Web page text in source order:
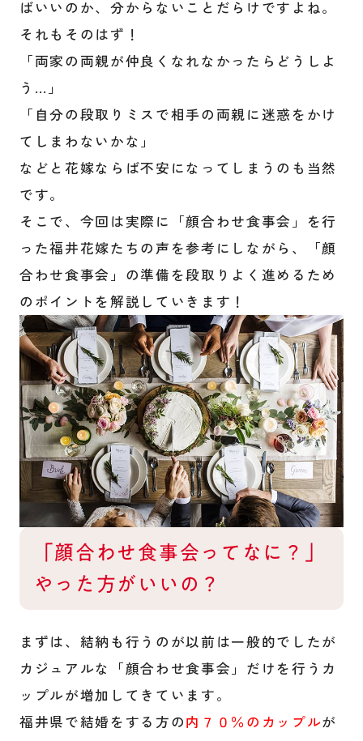
ばいいのか、分からないことだらけですよね。
それもそのはず！
「両家の両親が仲良くなれなかったらどうしよ
う…」
「自分の段取りミスで相手の両親に迷惑をかけ
てしまわないかな」
などと花嫁ならば不安になってしまうのも当然
です。
そこで、今回は実際に「顔合わせ食事会」を行
った福井花嫁たちの声を参考にしながら、「顔
合わせ食事会」の準備を段取りよく進めるため
のポイントを解説していきます！
「顔合わせ食事会ってなに？」
やった方がいいの？
まずは、結納も行うのが以前は一般的でしたが
カジュアルな「顔合わせ食事会」だけを行うカ
ップルが増加してきています。
福井県で結婚をする方の内７０％のカップルが